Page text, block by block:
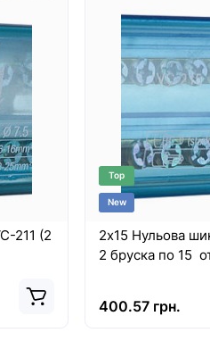
211 (2
Top
New
2х15 Нульова
2 бруска по 15
400.57 грн.